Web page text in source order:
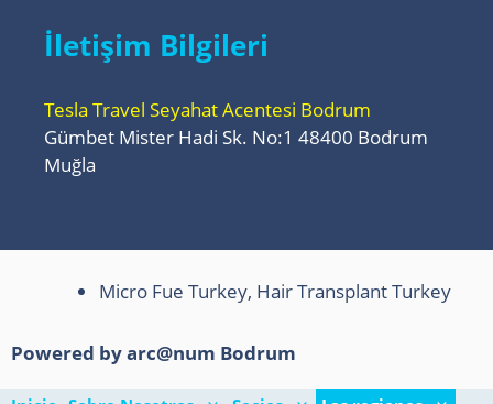
İletişim Bilgileri
Tesla Travel Seyahat Acentesi Bodrum
Gümbet Mister Hadi Sk. No:1 48400 Bodrum
Muğla
Micro Fue Turkey, Hair Transplant Turkey
Powered by arc@num Bodrum